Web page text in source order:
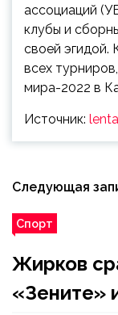
ассоциаций
клубы и
своей эгидой.
всех
мира-2022 в
Источник:
Следующая
Спорт
Жирков
«Зените»